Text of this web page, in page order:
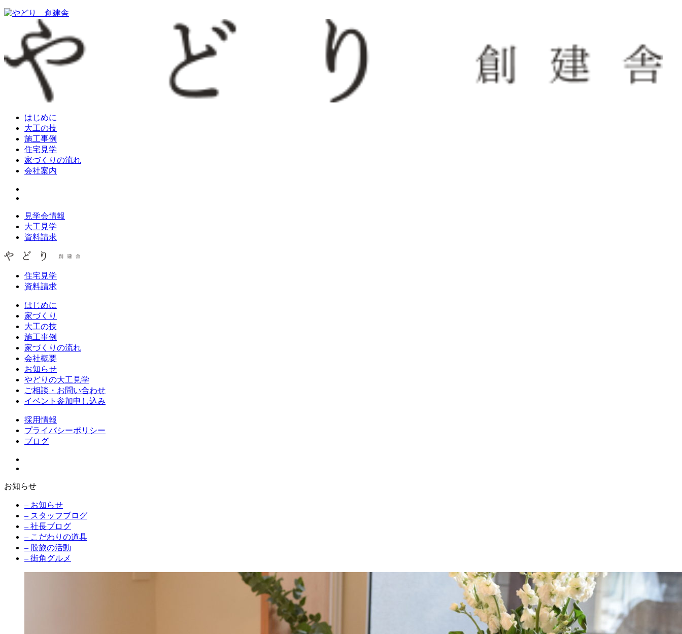
はじめに
大工の技
施工事例
住宅見学
家づくりの流れ
会社案内
見学会情報
大工見学
資料請求
住宅見学
資料請求
はじめに
家づくり
大工の技
施工事例
家づくりの流れ
会社概要
お知らせ
やどりの大工見学
ご相談・お問い合わせ
イベント参加申し込み
採用情報
プライバシーポリシー
ブログ
お知らせ
– お知らせ
– スタッフブログ
– 社長ブログ
– こだわりの道具
– 股旅の活動
– 街角グルメ